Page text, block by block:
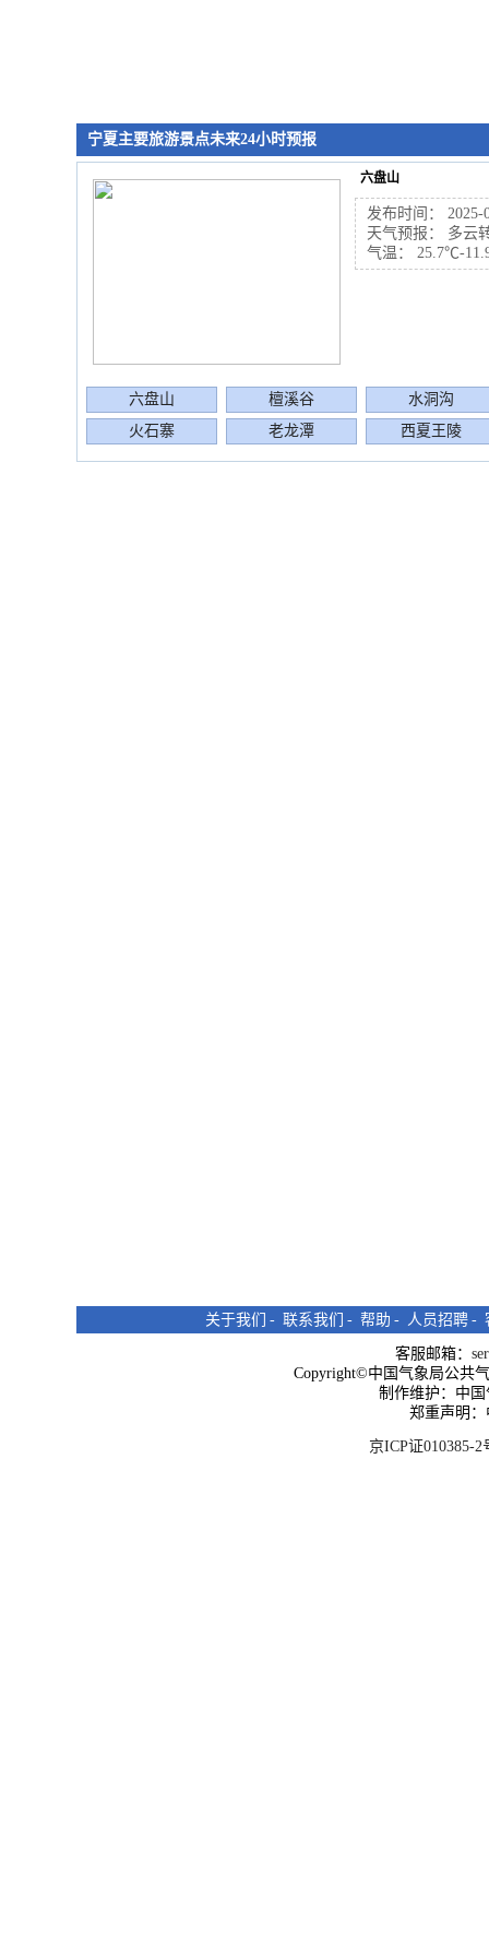
宁夏主要旅游景点未来24小时预报
六盘山
发布时间： 2025-
天气预报： 多云
气温： 25.7℃-
六盘山 檀溪谷
水洞沟
火石寨
老龙潭 西夏王陵
关于我们 - 联系我们 - 帮助 - 人员招聘 -
客服邮箱：
Copyright©中国气象局公共
制作维护：中
郑重声明
京ICP证010385-2